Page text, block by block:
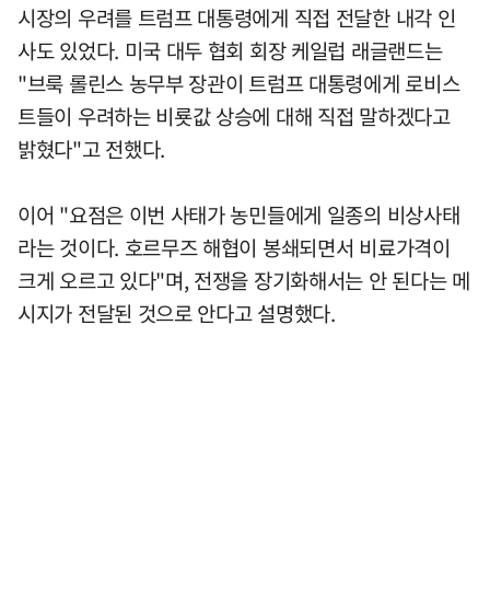
시장의 우려를 트럼프 대통령에게 직접 전달한 내각 인
사도 있었다. 미국 대두 협회 회장 케일럽 래글랜드는
"브룩 롤린스 농무부 장관이 트럼프 대통령에게 로비스
트들이 우려하는 비룟값 상승에 대해 직접 말하겠다고
밝혔다"고 전했다.
이어 "요점은 이번 사태가 농민들에게 일종의 비상사태
라는 것이다. 호르무즈 해협이 봉쇄되면서 비료가격이
크게 오르고 있다"며, 전쟁을 장기화해서는 안 된다는 메
시지가 전달된 것으로 안다고 설명했다.